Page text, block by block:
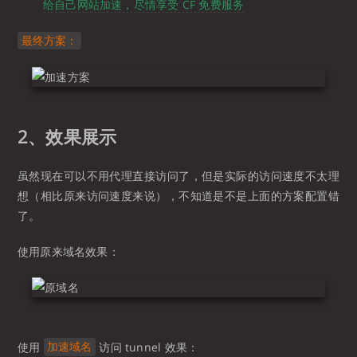
给自己网站加速，尽情享受 CF 免费服务
最终方案：
2、效果展示
虽然现在可以不用代理直接访问了，但是实际的访问速度不太理
想（相比原来访问速度来说），不知道是不是上面的方案配置错
了。
使用原来域名效果：
使用 加速域名 访问 tunnel 效果：